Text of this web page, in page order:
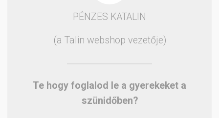
PÉNZES KATALIN
(a Talin webshop vezetője)
Te hogy foglalod le a gyerekeket a
szünidőben?